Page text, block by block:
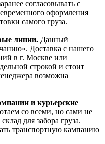
согласовывать с
оформления
самого груза.
линии. Данный
Доставка с нашего
в г. Москве или
строкой и стоит
возможна
и курьерские
со всеми, но сами не
для забора груза.
транспортную кампанию